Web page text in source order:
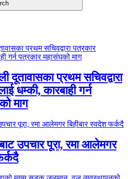
दूतावासका प्रथम सचिवद्वारा
धम्की, कारबाही गर्न
माग
उपचार पूरा, रमा आलेमगर